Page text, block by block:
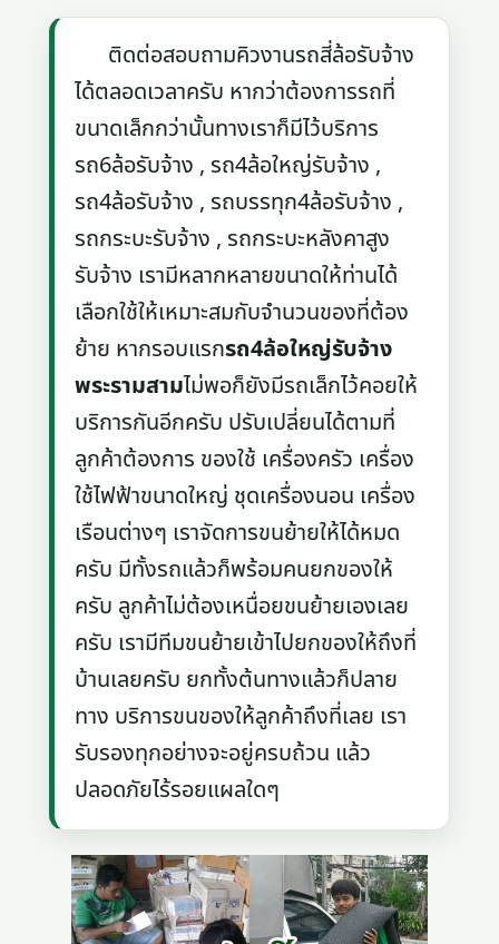
ติดต่อสอบถามคิวงานรถสี่ล้อรับจ้าง
ได้ตลอดเวลาครับ หากว่าต้องการรถที่
ขนาดเล็กกว่านั้นทางเราก็มีไว้บริการ
รถ6ล้อรับจ้าง , รถ4ล้อใหญ่รับจ้าง ,
รถ4ล้อรับจ้าง , รถบรรทุก4ล้อรับจ้าง ,
รถกระบะรับจ้าง , รถกระบะหลังคาสูง
รับจ้าง เรามีหลากหลายขนาดให้ท่านได้
เลือกใช้ให้เหมาะสมกับจำนวนของที่ต้อง
ย้าย หากรอบแรกรถ4ล้อใหญ่รับจ้าง
พระรามสามไม่พอก็ยังมีรถเล็กไว้คอยให้
บริการกันอีกครับ ปรับเปลี่ยนได้ตามที่
ลูกค้าต้องการ ของใช้ เครื่องครัว เครื่อง
ใช้ไฟฟ้าขนาดใหญ่ ชุดเครื่องนอน เครื่อง
เรือนต่างๆ เราจัดการขนย้ายให้ได้หมด
ครับ มีทั้งรถแล้วก็พร้อมคนยกของให้
ครับ ลูกค้าไม่ต้องเหนื่อยขนย้ายเองเลย
ครับ เรามีทีมขนย้ายเข้าไปยกของให้ถึงที่
บ้านเลยครับ ยกทั้งต้นทางแล้วก็ปลาย
ทาง บริการขนของให้ลูกค้าถึงที่เลย เรา
รับรองทุกอย่างจะอยู่ครบถ้วน แล้ว
ปลอดภัยไร้รอยแผลใดๆ